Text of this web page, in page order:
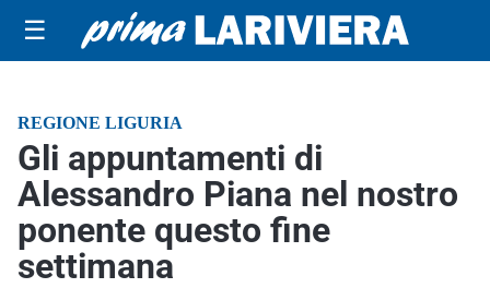
☰
REGIONE LIGURIA
Gli appuntamenti di
Alessandro Piana nel nostro
ponente questo fine
settimana